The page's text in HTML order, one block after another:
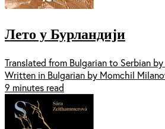
Лето у Бурландији
Translated from Bulgarian to Serbian
Written in Bulgarian by Momchil
9 minutes read